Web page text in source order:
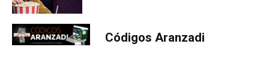
Códigos Aranzadi